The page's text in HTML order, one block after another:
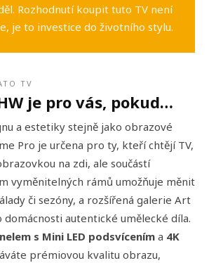
Rozhodnutí koupit tuto TV není
je to investice do životního stylu.
TV
je pro vás, pokud…
a estetiky stejně jako obrazové
Pro je určena pro ty, kteří chtějí TV,
na zdi, ale součástí
vyměnitelných rámů umožňuje měnit
či sezóny, a rozšířená galerie Art
domácnosti autentické umělecké díla.
s Mini LED podsvíceníma 4K
prémiovou kvalitu obrazu,